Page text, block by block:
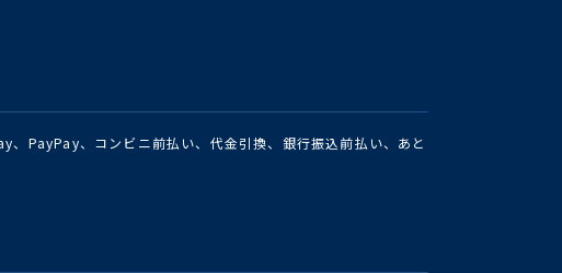
PayPay、コンビニ前払い、代金引換、銀行振込前払い、あと